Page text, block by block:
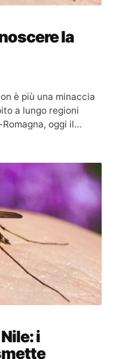
la
è più una minaccia
a lungo regioni
oggi il…
i